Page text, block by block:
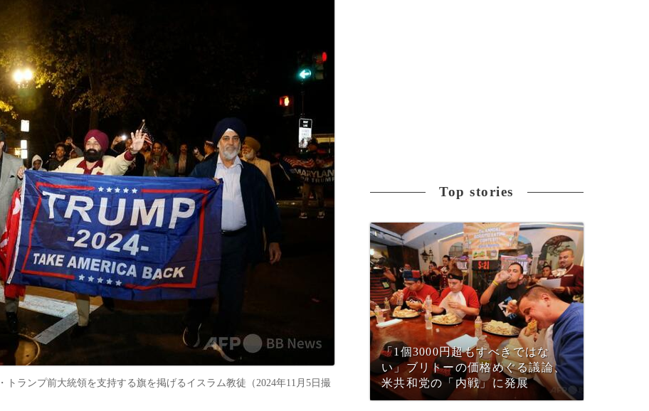
ランプ前大統領を支持する旗を掲げるイスラム教徒（2024年11月5日撮
Top stories
「1個3000円超もすべきではな
い」ブリトーの価格めぐる議論、
米共和党の「内戦」に発展